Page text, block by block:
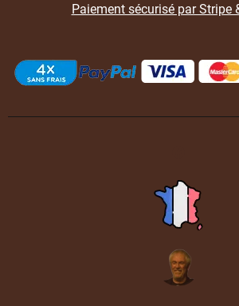
Paiement sécurisé par Stripe